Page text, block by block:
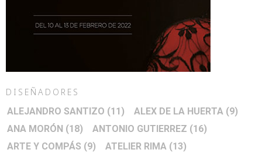
DISEÑADORES
ALEJANDRO SANTIZO (11) ALEX DE LA HUERTA (9)
ANA MORÓN (18) ANTONIO GUTIERREZ (16)
ARTE Y COMPÁS (9) ATELIER RIMA (13)